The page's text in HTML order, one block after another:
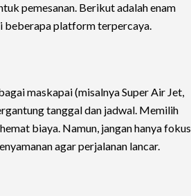
pemesanan. Berikut adalah enam
beberapa platform terpercaya.
maskapai (misalnya Super Air Jet,
tanggal dan jadwal. Memilih
biaya. Namun, jangan hanya fokus
agar perjalanan lancar.